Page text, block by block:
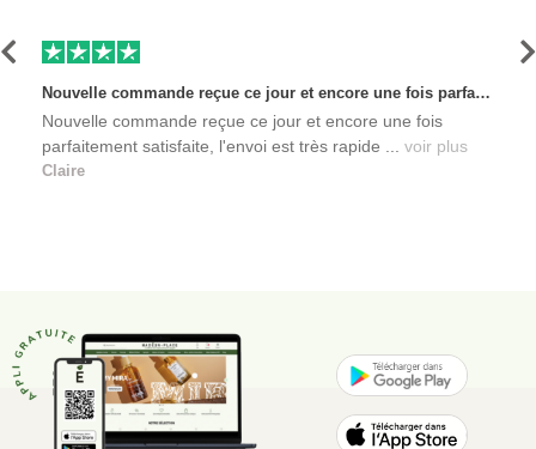
Nouvelle commande reçue ce jour et encore une fois parfaitement satisfaite, l'envoi est très rapide et les produits sont toujours conditionnés de manière personnalisés. L'avantage de commander auprès de créateurs indépendants.
Nouvelle commande reçue ce jour et encore une fois
parfaitement satisfaite, l'envoi est très rapide ... voir plus
Claire
Précédent